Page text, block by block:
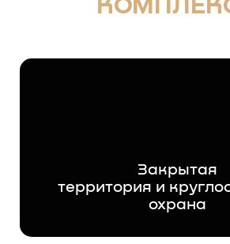
Закрытая
территория и
охрана